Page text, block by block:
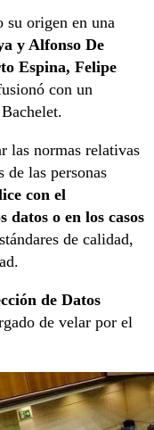
su origen en una
y Alfonso De
Espina, Felipe
con un
las normas relativas
de las personas
con el
o en los casos
de calidad,
de Datos
de velar por el